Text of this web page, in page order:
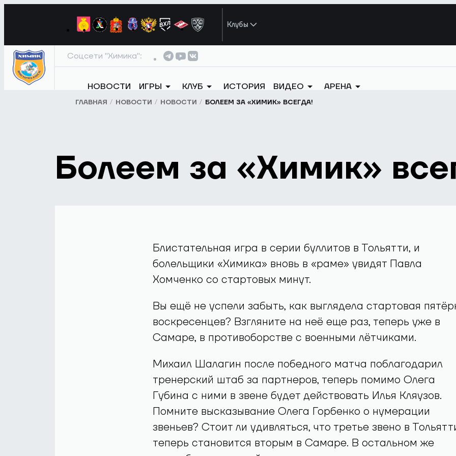
Клубы
Соцсети "Химика":
НОВОСТИ ИГРЫ КЛУБ ИСТОРИЯ ВИДЕО АРЕНА
ГЛАВНАЯ НОВОСТИ НОВОСТИ БОЛЕЕМ ЗА «ХИМИК» ВСЕГДА!
Болеем за «Химик»
Блистательная игра в серии буллитов в Тольятти, и
болельщики «Химика» вновь в «раме» увидят Павла
Хомченко со стартовых минут.
Вы ещё не успели забыть, как выглядела стартовая
воскресенцев? Взгляните на неё еще раз, теперь уже в
Самаре, в противоборстве с военными лётчиками.
Михаил Шалагин после победного матча поблагодарил
тренерский штаб за партнеров, теперь помимо Олега
Губина с ними в звене будет действовать Илья Кляузов.
Помните высказывание Олега Горбенко о нумерации
звеньев? Стоит ли удивляться, что третье звено в
теперь становится вторым в Самаре. В остальном же